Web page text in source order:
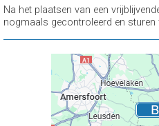
Na het plaatsen van een
nogmaals gecontroleerd en sturen